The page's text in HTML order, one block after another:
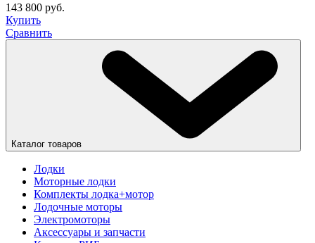
143 800 руб.
Купить
Сравнить
Каталог товаров
Лодки
Моторные лодки
Комплекты лодка+мотор
Лодочные моторы
Электромоторы
Аксессуары и запчасти